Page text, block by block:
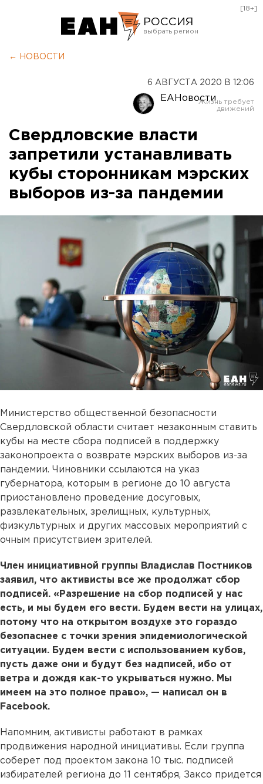
РОССИЯ
Оренбург
[18+]
← НОВОСТИ
6 АВГУСТА 2020 В 12:06
ЕАНовости
Свердловские власти
запретили устанавливать
кубы сторонникам мэрских
выборов из-за пандемии
Министерство общественной безопасности
Свердловской области считает незаконным ставить
кубы на месте сбора подписей в поддержку
законопроекта о возврате мэрских выборов из-за
пандемии. Чиновники ссылаются на указ
губернатора, которым в регионе до 10 августа
приостановлено проведение досуговых,
развлекательных, зрелищных, культурных,
физкультурных и других массовых мероприятий с
очным присутствием зрителей.
Член инициативной группы Владислав Постников
заявил, что активисты все же продолжат сбор
подписей. «Разрешение на сбор подписей у нас
есть, и мы будем его вести. Будем вести на улицах,
потому что на открытом воздухе это гораздо
безопаснее с точки зрения эпидемиологической
ситуации. Будем вести с использованием кубов,
пусть даже они и будут без надписей, ибо от
ветра и дождя как-то укрываться нужно. Мы
имеем на это полное право», — написал он в
Facebook.
Напомним, активисты работают в рамках
продвижения народной инициативы. Если группа
соберет под проектом закона 10 тыс. подписей
избирателей региона до 11 сентября, Заксо придется